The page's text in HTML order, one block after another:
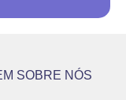
SOBRE NÓS